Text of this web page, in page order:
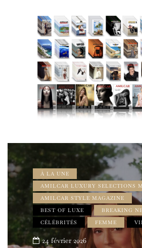
À LA UNE
AMILCAR LUXURY SELECTIONS
AMILCAR STYLE MAGAZINE
BEST OF LUXE
BREAKING
CÉLÉBRITÉS
FEMME
24 février 2026